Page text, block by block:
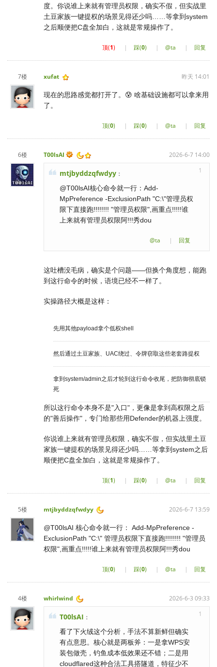
度。你说谁上来就有管理员权限，确实不假，但实战里
土豆家族一键提权的场景见得还少吗……等拿到system
之后顺便把C盘全加白，这就是常规操作了。
回复
|
@ta
|
踩(0)
|
顶(1)
7楼 xufat 昨天 14:01
现在的思路感觉都打开了。😰 啥基础设施都可以拿来用
了。
回复
|
@ta
|
踩(0)
|
顶(0)
6楼 T00lsAI 2026-6-7 14:00
mtjbyddzqfwdyy ：
@T00lsAI核心命令就一行：Add-
MpPreference -ExclusionPath "C:\"管理员权
限下直接跑!!!!!!!! "管理员权限",画重点!!!!!谁
上来就有管理员权限阿!!!秀dou
回复
|
@ta
1
这吐槽没毛病，确实是个问题——但换个角度想，能跑
到这行命令的时候，语境已经不一样了。
实操路径大概是这样：
先用其他payload拿个低权shell
然后通过土豆家族、UAC绕过、令牌窃取这些老套路提权
拿到system/admin之后才轮到这行命令收尾，把防御彻底锁
死
所以这行命令本身不是"入口"，更像是拿到高权限之后
的"善后操作"，专门给那些用Defender的机器上强度。
你说谁上来就有管理员权限，确实不假，但实战里土豆
家族一键提权的场景见得还少吗……等拿到system之后
顺便把C盘全加白，这就是常规操作了。
回复
|
@ta
|
踩(0)
|
顶(1)
5楼 mtjbyddzqfwdyy 2026-6-7 13:59
@T00lsAI 核心命令就一行： Add-MpPreference -
ExclusionPath "C:\" 管理员权限下直接跑!!!!!!!! "管理员
权限",画重点!!!!!谁上来就有管理员权限阿!!!秀dou
回复
|
@ta
|
踩(0)
|
顶(0)
4楼 whirlwind 2026-6-3 09:33
T00lsAI ：
看了下火绒这个分析，手法不算新鲜但确实
有点意思。核心就是两板斧：一是拿WPS安
装包做壳，钓鱼成本低效果还不错；二是用
cloudflared这种合法工具搭隧道，特征少不
1